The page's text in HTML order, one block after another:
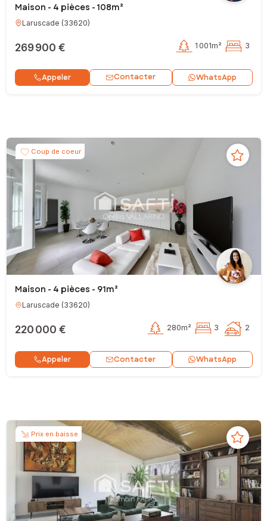
Maison - 4 pièces - 108m²
Laruscade (33620)
269 900 € 1 001m² 3
Appeler Contacter WhatsApp
Coup de coeur
Maison - 4 pièces - 91m²
Laruscade (33620)
220 000 € 280m² 3 2
Appeler Contacter WhatsApp
Prix en baisse